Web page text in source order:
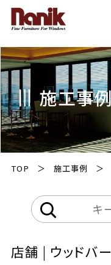
施工事
TOP 施工事例
店舗 | ウッドバ